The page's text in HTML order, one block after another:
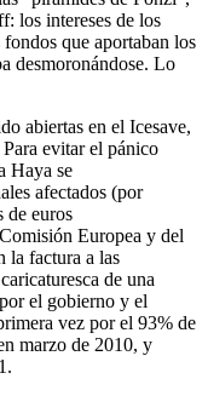
los intereses de los
que aportaban los
desmoronándose. Lo
abiertas en el Icesave,
evitar el pánico
Haya se
afectados (por
de euros
Europea y del
la factura a las
de una
el gobierno y el
vez por el 93% de
marzo de 2010, y